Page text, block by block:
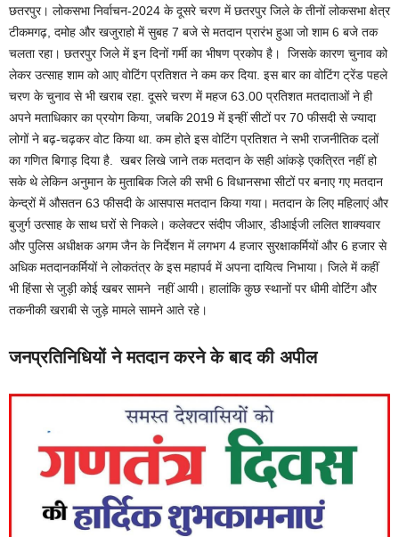
छतरपुर। लोकसभा निर्वाचन-2024 के दूसरे चरण में छतरपुर जिले के तीनों लोकसभा क्षेत्र
टीकमगढ़, दमोह और खजुराहो में सुबह 7 बजे से मतदान प्रारंभ हुआ जो शाम 6 बजे तक
चलता रहा। छतरपुर जिले में इन दिनों गर्मी का भीषण प्रकोप है। जिसके कारण चुनाव को
लेकर उत्साह शाम को आए वोटिंग प्रतिशत ने कम कर दिया. इस बार का वोटिंग ट्रेंड पहले
चरण के चुनाव से भी खराब रहा. दूसरे चरण में महज 63.00 प्रतिशत मतदाताओं ने ही
अपने मताधिकार का प्रयोग किया, जबकि 2019 में इन्हीं सीटों पर 70 फीसदी से ज्यादा
लोगों ने बढ़-चढ़कर वोट किया था. कम होते इस वोटिंग प्रतिशत ने सभी राजनीतिक दलों
का गणित बिगाड़ दिया है. खबर लिखे जाने तक मतदान के सही आंकड़े एकत्रित नहीं हो
सके थे लेकिन अनुमान के मुताबिक जिले की सभी 6 विधानसभा सीटों पर बनाए गए मतदान
केन्द्रों में औसतन 63 फीसदी के आसपास मतदान किया गया। मतदान के लिए महिलाएं और
बुजुर्ग उत्साह के साथ घरों से निकले। कलेक्टर संदीप जीआर, डीआईजी ललित शाक्यवार
और पुलिस अधीक्षक अगम जैन के निर्देशन में लगभग 4 हजार सुरक्षाकर्मियों और 6 हजार से
अधिक मतदानकर्मियों ने लोकतंत्र के इस महापर्व में अपना दायित्व निभाया। जिले में कहीं
भी हिंसा से जुड़ी कोई खबर सामने नहीं आयी। हालांकि कुछ स्थानों पर धीमी वोटिंग और
तकनीकी खराबी से जुड़े मामले सामने आते रहे।
जनप्रतिनिधियों ने मतदान करने के बाद की अपील